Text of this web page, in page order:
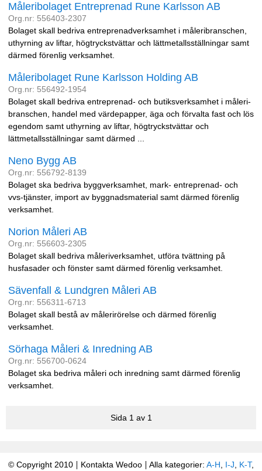
Måleribolaget Entreprenad Rune Karlsson AB
Org.nr: 556403-2307
Bolaget skall bedriva entreprenadverksamhet i måleribranschen,
uthyrning av liftar, högtryckstvättar och lättmetallsställningar samt
därmed förenlig verksamhet.
Måleribolaget Rune Karlsson Holding AB
Org.nr: 556492-1954
Bolaget skall bedriva entreprenad- och butiksverksamhet i måleri-
branschen, handel med värdepapper, äga och förvalta fast och lös
egendom samt uthyrning av liftar, högtryckstvättar och
lättmetallsställningar samt därmed ...
Neno Bygg AB
Org.nr: 556792-8139
Bolaget ska bedriva byggverksamhet, mark- entreprenad- och
vvs-tjänster, import av byggnadsmaterial samt därmed förenlig
verksamhet.
Norion Måleri AB
Org.nr: 556603-2305
Bolaget skall bedriva måleriverksamhet, utföra tvättning på
husfasader och fönster samt därmed förenlig verksamhet.
Sävenfall & Lundgren Måleri AB
Org.nr: 556311-6713
Bolaget skall bestå av målerirörelse och därmed förenlig
verksamhet.
Sörhaga Måleri & Inredning AB
Org.nr: 556700-0624
Bolaget ska bedriva måleri och inredning samt därmed förenlig
verksamhet.
Sida 1 av 1
© Copyright 2010 Kontakta Wedoo Alla kategorier: A-H I-J K-T,